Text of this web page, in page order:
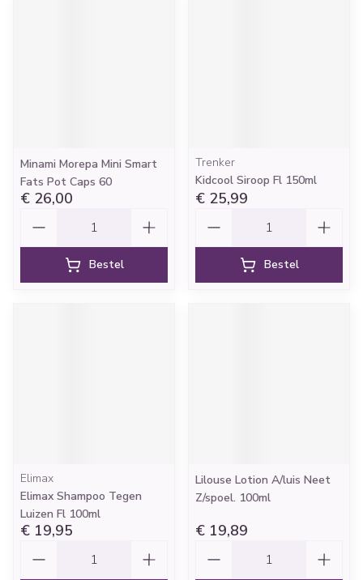
Minami Morepa Mini Smart
Fats Pot Caps 60
€ 26,00
Bestel
Trenker
Kidcool Siroop Fl 150ml
€ 25,99
Bestel
Elimax
Elimax Shampoo Tegen
Luizen Fl 100ml
€ 19,95
Lilouse Lotion A/luis Neet
Z/spoel. 100ml
€ 19,89